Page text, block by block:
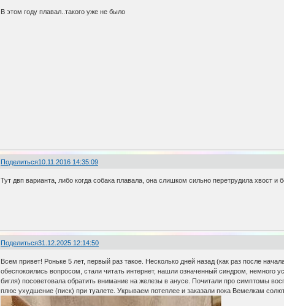
В этом году плавал..такого уже не было
Поделиться10.11.2016 14:35:09
Тут двп варианта, либо когда собака плавала, она слишком сильно перетрудила хвост
Поделиться31.12.2025 12:14:50
Всем привет! Роньке 5 лет, первый раз такое. Несколько дней назад (как раз после
обеспокоились вопросом, стали читать интернет, нашли означенный синдром, немного
бигля) посоветовала обратить внимание на железы в анусе. Почитали про симптомы
плюс ухудшение (писк) при туалете. Укрываем потеплее и заказали пока Вемелкам